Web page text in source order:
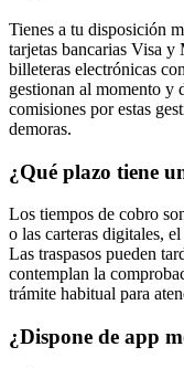
Tienes a tu disposición
tarjetas bancarias Visa y
billeteras electrónicas
gestionan al momento y
comisiones por estas
demoras.
¿Qué plazo tiene
Los tiempos de cobro
o las carteras digitales,
Las traspasos pueden
contemplan la
trámite habitual para
¿Dispone de app